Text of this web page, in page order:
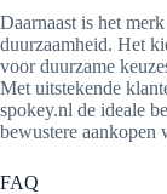
Daarnaast is het
duurzaamheid. Het
voor duurzame
Met uitstekende
spokey.nl de ideale
bewustere aankopen
FAQ